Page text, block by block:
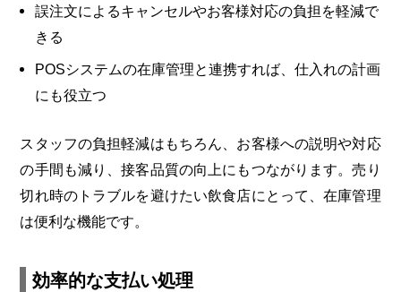
誤注文によるキャンセルやお客様対応の負担を軽減で
きる
POSシステムの在庫管理と連携すれば、仕入れの計画
にも役立つ
スタッフの負担軽減はもちろん、お客様への説明や対応
の手間も減り、接客品質の向上にもつながります。売り
切れ時のトラブルを避けたい飲食店にとって、在庫管理
は便利な機能です。
効率的な支払い処理